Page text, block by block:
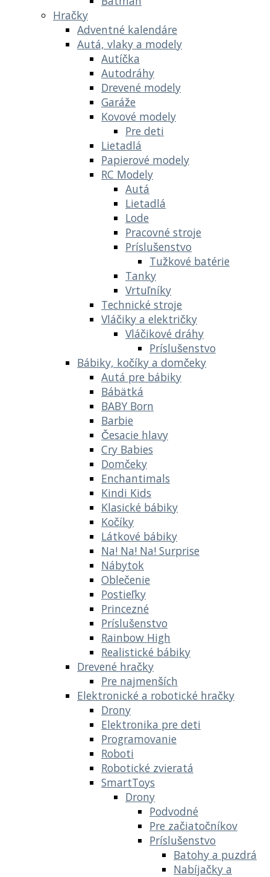
Hračky
Adventné kalendáre
Autá, vlaky a modely
Autíčka
Autodráhy
Drevené modely
Garáže
Kovové modely
Pre deti
Lietadlá
Papierové modely
RC Modely
Autá
Lietadlá
Lode
Pracovné stroje
Príslušenstvo
Tužkové batérie
Tanky
Vrtuľníky
Technické stroje
Vláčiky a električky
Vláčikové dráhy
Príslušenstvo
Bábiky, kočíky a domčeky
Autá pre bábiky
Bábätká
BABY Born
Barbie
Česacie hlavy
Cry Babies
Domčeky
Enchantimals
Kindi Kids
Klasické bábiky
Kočíky
Látkové bábiky
Na! Na! Na! Surprise
Nábytok
Oblečenie
Postieľky
Princezné
Príslušenstvo
Rainbow High
Realistické bábiky
Drevené hračky
Pre najmenších
Elektronické a robotické hračky
Drony
Elektronika pre deti
Programovanie
Roboti
Robotické zvieratá
SmartToys
Drony
Podvodné
Pre začiatočníkov
Príslušenstvo
Batohy a puzdrá
Nabíjačky a